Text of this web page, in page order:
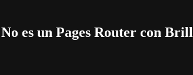
es un Pages Router con